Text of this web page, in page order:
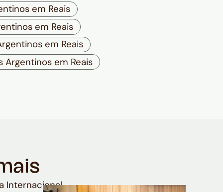
em Reais
em Reais
em Reais
em Reais
Internacional